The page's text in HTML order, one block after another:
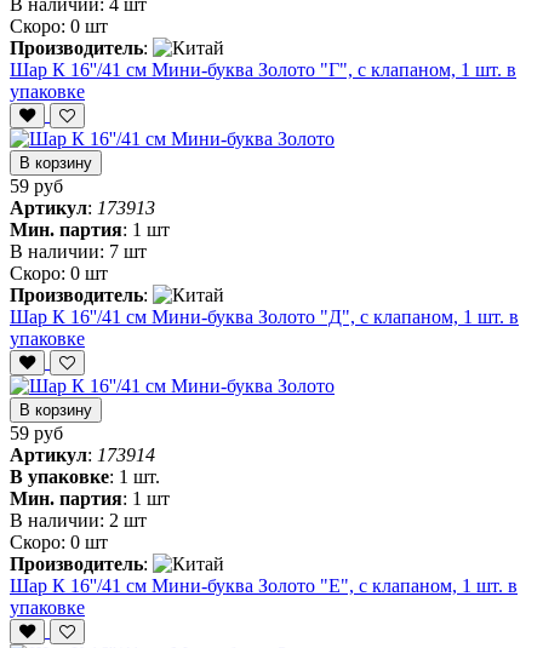
В наличии: 4 шт
Скоро: 0 шт
Производитель:
Шар К 16''/41 см Мини-буква Золото "Г", с клапаном, 1 шт. в
упаковке
В корзину
59 руб
Артикул: 173913
Мин. партия: 1 шт
В наличии: 7 шт
Скоро: 0 шт
Производитель:
Шар К 16''/41 см Мини-буква Золото "Д", с клапаном, 1 шт. в
упаковке
В корзину
59 руб
Артикул: 173914
В упаковке: 1 шт.
Мин. партия: 1 шт
В наличии: 2 шт
Скоро: 0 шт
Производитель:
Шар К 16''/41 см Мини-буква Золото "Е", с клапаном, 1 шт. в
упаковке